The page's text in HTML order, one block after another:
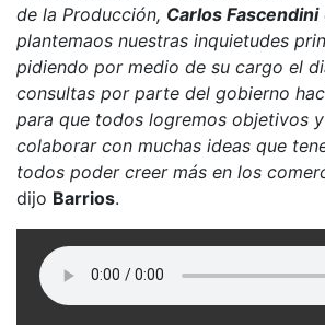
de la Producción, Carlos Fascendini
plantemaos nuestras inquietudes
pidiendo por medio de su cargo el
consultas por parte del gobierno
para que todos logremos objetivos
colaborar con muchas ideas que
todos poder creer más en los
dijo Barrios.